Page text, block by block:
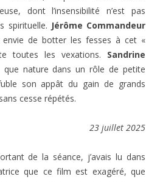
dont l’insensibilité n’est pas
spirituelle. Jérôme Commandeur
de botter les fesses à cet «
toutes les vexations. Sandrine
que nature dans un rôle de petite
son appât du gain de grands
cesse répétés.
23 juillet 2025
de la séance, j’avais lu dans
que ce film est exagéré, que